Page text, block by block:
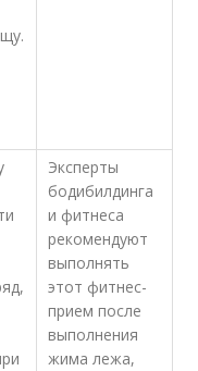
Эксперты
бодибилдинга
и фитнеса
рекомендуют
выполнять
этот фитнес-
прием после
выполнения
жима лежа,